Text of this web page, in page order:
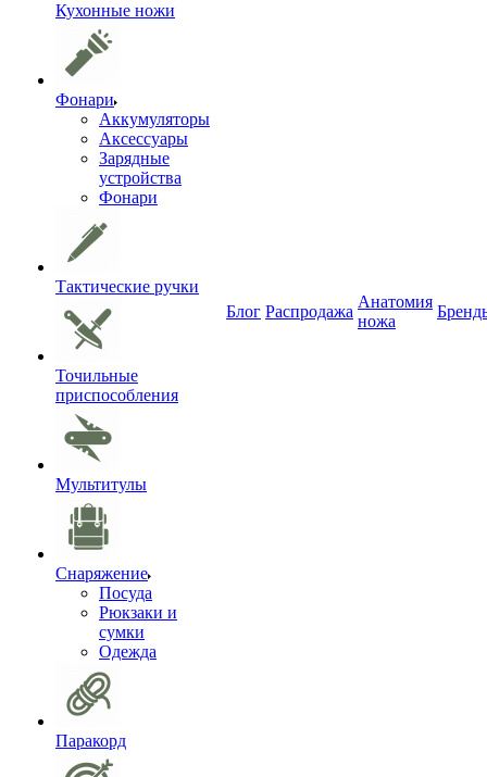
Кухонные ножи
Фонари
Аккумуляторы
Аксессуары
Зарядные
устройства
Фонари
Тактические ручки
Точильные
приспособления
Мультитулы
Снаряжение
Посуда
Рюкзаки и
сумки
Одежда
Паракорд
Блог Распродажа
Анатомия
ножа